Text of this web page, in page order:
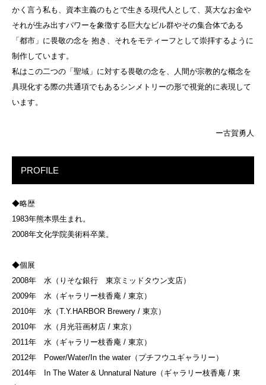
かく言う私も、資本主義のもとで生きる現代人として、莫大なお金や
それが生み出すパワーを象徴する巨大なビル群やその集合体である
「都市」に畏敬の念を 抱き、それをモティーフとして崇拝するように
制作しています。
私はこの二つの「聖域」に対する畏敬の念を、人間が宗教的な概念を
具現化する際の共通項でもあるシンメトリーの形で視覚的に表現して
います。
ー古賀勇人
PROFILE
◆略歴
1983年熊本県生まれ。
2008年文化学院美術科卒業。
◆個展
2008年 水（りそな銀行 東京ミッドタウン支店）
2009年 水（ギャラリー枝香庵 / 東京）
2010年 水（T.Y.HARBOR Brewery / 東京）
2010年 水（月光荘画材店 / 東京）
2011年 水（ギャラリー枝香庵 / 東京）
2012年 Power/Water/In the water（プチフウユギャラリー）
2014年 In The Water & Unnatural Nature（ギャラリー枝香庵 / 東